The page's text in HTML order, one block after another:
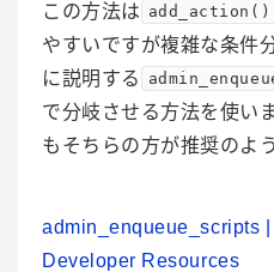
この方法は add_action()
やすいですが複雑な条件
に説明する
で分岐させる方法を使い
もそちらの方が推奨のよう
admin_enqueue_scripts
Developer Resources